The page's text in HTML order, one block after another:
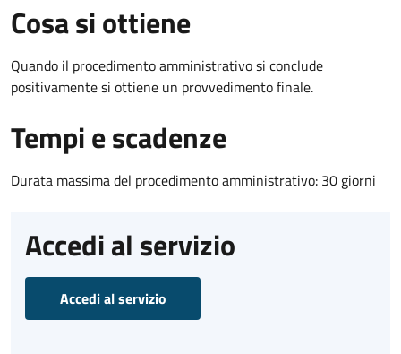
Cosa si ottiene
Quando il procedimento amministrativo si conclude
positivamente si ottiene un provvedimento finale.
Tempi e scadenze
Durata massima del procedimento amministrativo: 30 giorni
Accedi al servizio
Accedi al servizio